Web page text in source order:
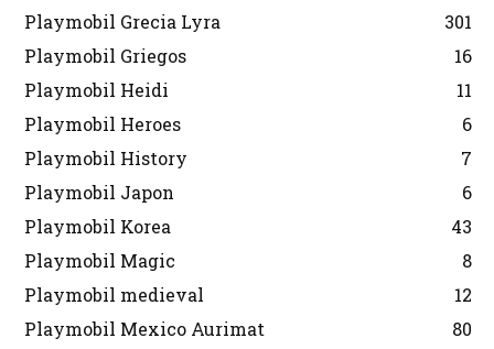
Playmobil Grecia Lyra
301
Playmobil Griegos
16
Playmobil Heidi
11
Playmobil Heroes
6
Playmobil History
7
Playmobil Japon
6
Playmobil Korea
43
Playmobil Magic
8
Playmobil medieval
12
Playmobil Mexico Aurimat
80